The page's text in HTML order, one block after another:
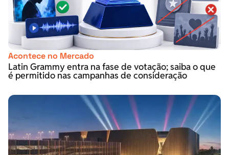
Acontece no Mercado
Latin Grammy entra na fase de votação; saiba o que
é permitido nas campanhas de consideração